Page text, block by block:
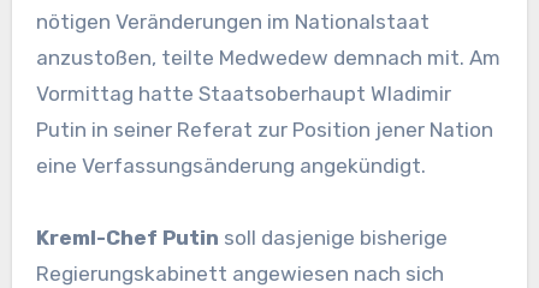
nötigen Veränderungen im Nationalstaat
anzustoßen, teilte Medwedew demnach mit. Am
Vormittag hatte Staatsoberhaupt Wladimir
Putin in seiner Referat zur Position jener Nation
eine Verfassungsänderung angekündigt.
Kreml-Chef Putin soll dasjenige bisherige
Regierungskabinett angewiesen nach sich